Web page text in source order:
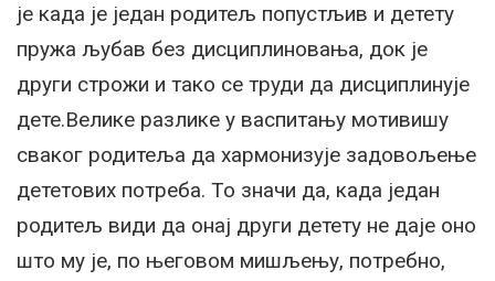
је када је један родитељ попустљив и детету
пружа љубав без дисциплиновања, док је
други строжи и тако се труди да дисциплинује
дете.Велике разлике у васпитању мотивишу
сваког родитеља да хармонизује задовољење
дететових потреба. То значи да, када један
родитељ види да онај други детету не даје оно
што му је, по његовом мишљењу, потребно,